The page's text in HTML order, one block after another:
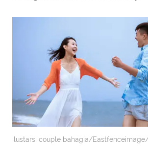
ilustarsi couple bahagia/